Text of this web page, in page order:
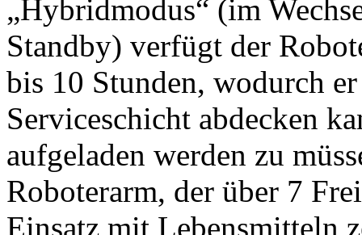
„Hybridmodus“ (im
Standby) verfügt der
bis 10 Stunden, wodurch
Serviceschicht abdecken
aufgeladen werden zu
Roboterarm, der über 7
Einsatz mit Lebensmitteln